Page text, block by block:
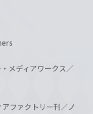
メディアワークス／
ファクトリー刊／ノ